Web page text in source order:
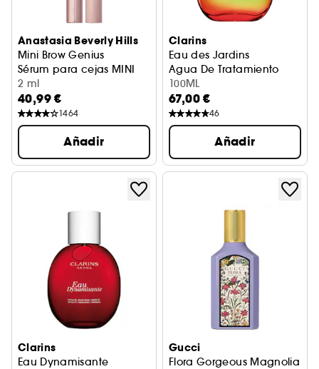
Anastasia Beverly Hills
Mini Brow Genius
Sérum para cejas MINI
2 ml
40,99 €
1464
Añadir
Clarins
Eau des Jardins
Agua De Tratamiento
100ML
67,00 €
46
Añadir
Clarins
Eau Dynamisante
Gucci
Flora Gorgeous Magnolia